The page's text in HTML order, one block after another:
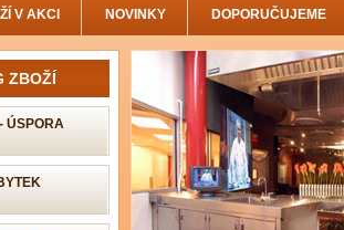
V AKCI NOVINKY DOPORUČUJEME
ZBOŽÍ
ÚSPORA